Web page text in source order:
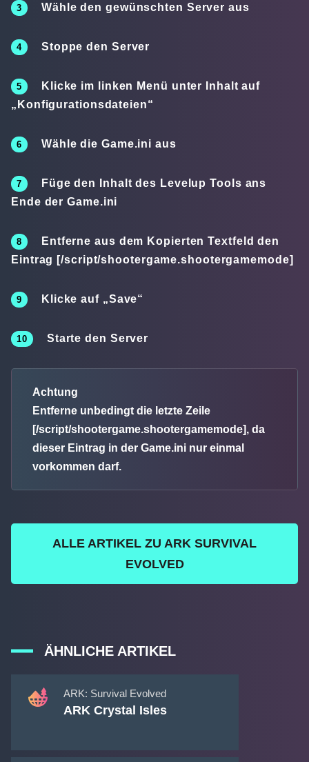
Wähle den gewünschten Server aus
Stoppe den Server
Klicke im linken Menü unter Inhalt auf
„ Konfigurationsdateien“
Wähle die Game.ini aus
Füge den Inhalt des Levelup Tools ans
Ende der Game.ini
Entferne aus dem Kopierten Textfeld den
Eintrag [/script/shootergame.shootergamemode]
Klicke auf „Save“
Starte den Server
Achtung
Entferne unbedingt die letzte Zeile
[/script/shootergame.shootergamemode], da
dieser Eintrag in der Game.ini nur einmal
vorkommen darf.
ALLE ARTIKEL ZU ARK SURVIVAL
EVOLVED
ÄHNLICHE ARTIKEL
ARK: Survival Evolved
ARK Crystal Isles